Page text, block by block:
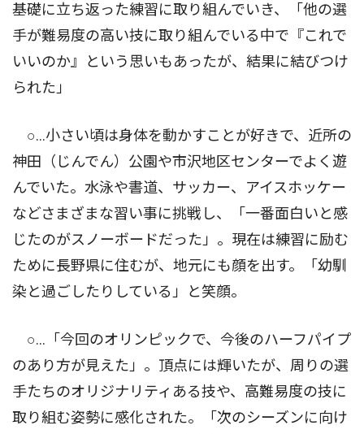
基礎に立ち返った練習に取り組んでいき、「他の選
手が難易度の高い技に取り組んでいる中で『これで
いいのか』という思いもあったが、結果に結びつけ
られた」
○…小さい頃は身体を動かすことが好きで、近所の
神田（じんでん）公園や市沢地区センターでよく遊
んでいた。水泳や書道、サッカー、アイスホッケー
などさまざまな習い事に挑戦し、「一番面白いと感
じたのがスノーボードだった」。現在は練習に励む
ために長野県に住むが、地元にも顔を出す。「幼馴
染と過ごしたりしている」と笑顔。
○…「今回のオリンピックで、今後のハーフパイプ
のあり方が見えた」。頂点には輝いたが、周りの選
手たちのオリジナリティある技や、高難易度の技に
取り組む姿勢に感化された。「次のシーズンに向け